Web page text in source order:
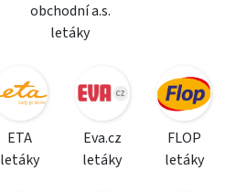
obchodní a.s.
letáky
ETA
letáky
Eva.cz
letáky
FLOP
letáky